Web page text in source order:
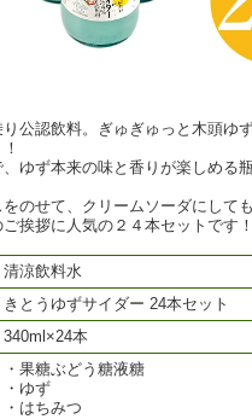
公認飲料。ぎゅぎゅっと木頭ゆ
ゆず本来の味と香りが楽しめる
のせて、クリームソーダにして
挨拶に人気の２４本セットです！
清涼飲料水
きとうゆずサイダー 24本セット
340ml×24本
・果糖ぶどう糖液糖
・ゆず
・はちみつ